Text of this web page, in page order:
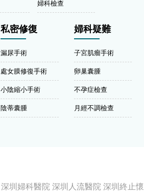
婦科檢查
私密修復
漏尿手術
處女膜修復手術
小陰縮小手術
陰蒂囊腫
婦科疑難
子宮肌瘤手術
卵巢囊腫
不孕症檢查
月經不調檢查
深圳婦科醫院深圳人流醫院深圳終止懷